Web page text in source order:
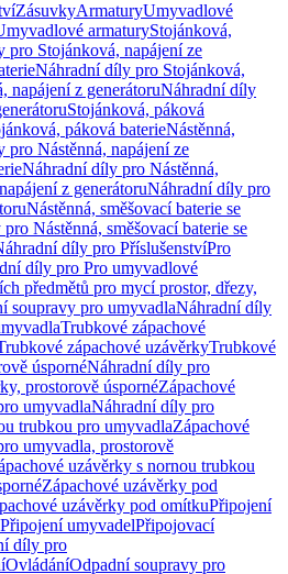
ZásuvkyArmaturyUmyvadlové
armaturyStojánková,
pro Stojánková, napájení ze
Náhradní díly pro Stojánková,
napájení z generátoruNáhradní díly
Stojánková, páková
páková baterieNástěnná,
pro Nástěnná, napájení ze
Náhradní díly pro Nástěnná,
z generátoruNáhradní díly pro
Nástěnná, směšovací baterie se
Nástěnná, směšovací baterie se
díly pro PříslušenstvíPro
díly pro Pro umyvadlové
předmětů pro mycí prostor, dřezy,
soupravy pro umyvadlaNáhradní díly
Trubkové zápachové
zápachové uzávěrkyTrubkové
úspornéNáhradní díly pro
prostorově úspornéZápachové
umyvadlaNáhradní díly pro
trubkou pro umyvadlaZápachové
umyvadla, prostorově
uzávěrky s nornou trubkou
Zápachové uzávěrky pod
uzávěrky pod omítkuPřipojení
umyvadelPřipojovací
díly pro
OvládáníOdpadní soupravy pro